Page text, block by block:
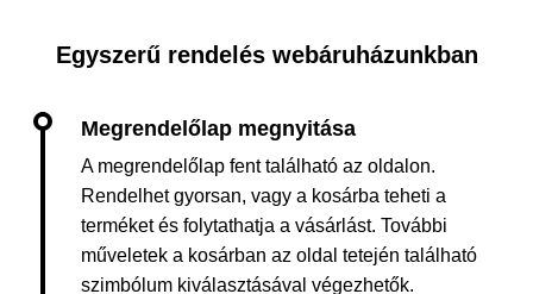
Egyszerű rendelés webáruházunkban
A megrendelőlap fent található az oldalon.
Rendelhet gyorsan, vagy a kosárba teheti a
terméket és folytathatja a vásárlást. További
műveletek a kosárban az oldal tetején található
szimbólum kiválasztásával végezhetők.